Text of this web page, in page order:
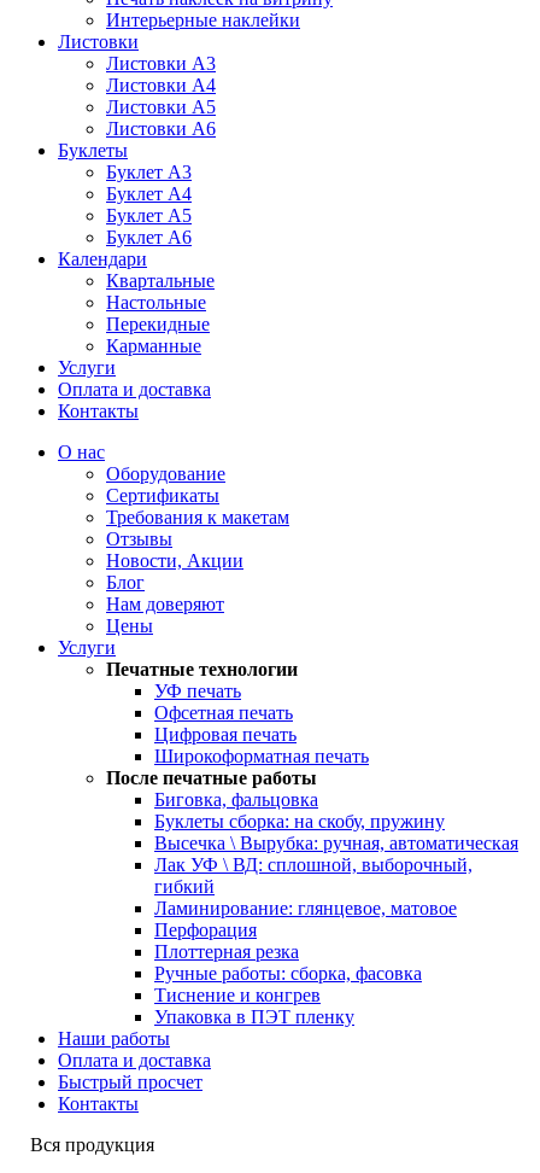
Интерьерные наклейки
Листовки
Листовки А3
Листовки А4
Листовки А5
Листовки А6
Буклеты
Буклет А3
Буклет А4
Буклет А5
Буклет А6
Календари
Квартальные
Настольные
Перекидные
Карманные
Услуги
Оплата и доставка
Контакты
О нас
Оборудование
Сертификаты
Требования к макетам
Отзывы
Новости, Акции
Блог
Нам доверяют
Цены
Услуги
Печатные технологии
УФ печать
Офсетная печать
Цифровая печать
Широкоформатная печать
После печатные работы
Биговка, фальцовка
Буклеты сборка: на скобу, пружину
Высечка \ Вырубка: ручная, автоматическая
Лак УФ \ ВД: сплошной, выборочный,
гибкий
Ламинирование: глянцевое, матовое
Перфорация
Плоттерная резка
Ручные работы: сборка, фасовка
Тиснение и конгрев
Упаковка в ПЭТ пленку
Наши работы
Оплата и доставка
Быстрый просчет
Контакты
Вся продукция